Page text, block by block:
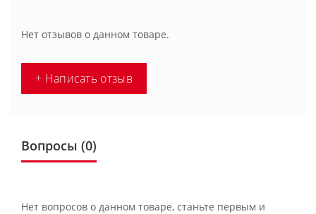
Нет отзывов о данном товаре.
+ Написать отзыв
Вопросы (0)
Нет вопросов о данном товаре, станьте первым и